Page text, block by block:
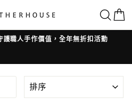
搜尋
職人手作價值，全年無折扣活動
序